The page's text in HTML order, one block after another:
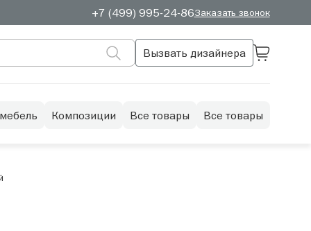
+7 (499) 995-24-86Заказать звонок
Вызвать дизайнера
Композиции Все товары Все товары